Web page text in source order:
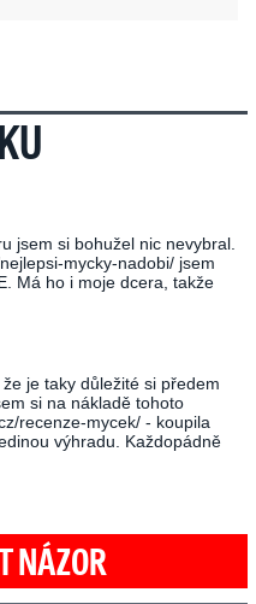
jsem si bohužel nic nevybral.
mycky-nadobi/ jsem
Má ho i moje dcera, takže
je taky důležité si předem
si na nákladě tohoto
recenze-mycek/ - koupila
výhradu. Každopádně
NÁZOR